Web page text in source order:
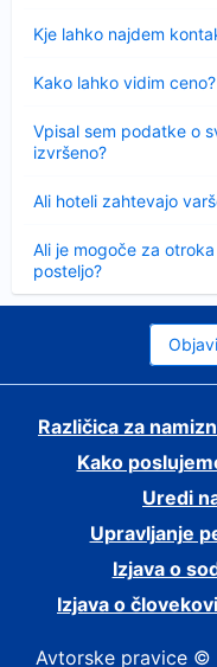
Kje lahko najdem
Kako lahko vidim ceno?
Vpisal sem podatke o
izvršeno?
Ali hoteli zahtevajo
Ali je mogoče za
posteljo?
Različica za
Kako
Uredi
Upravljanje
Izjava o
Izjava o
Avtorske pravice ©